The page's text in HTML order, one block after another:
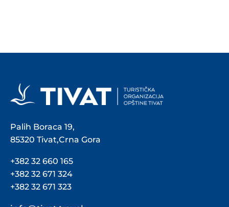
Palih Boraca 19,
85320 Tivat,Crna Gora
+382 32 660 165
+382 32 671 324
+382 32 671 323